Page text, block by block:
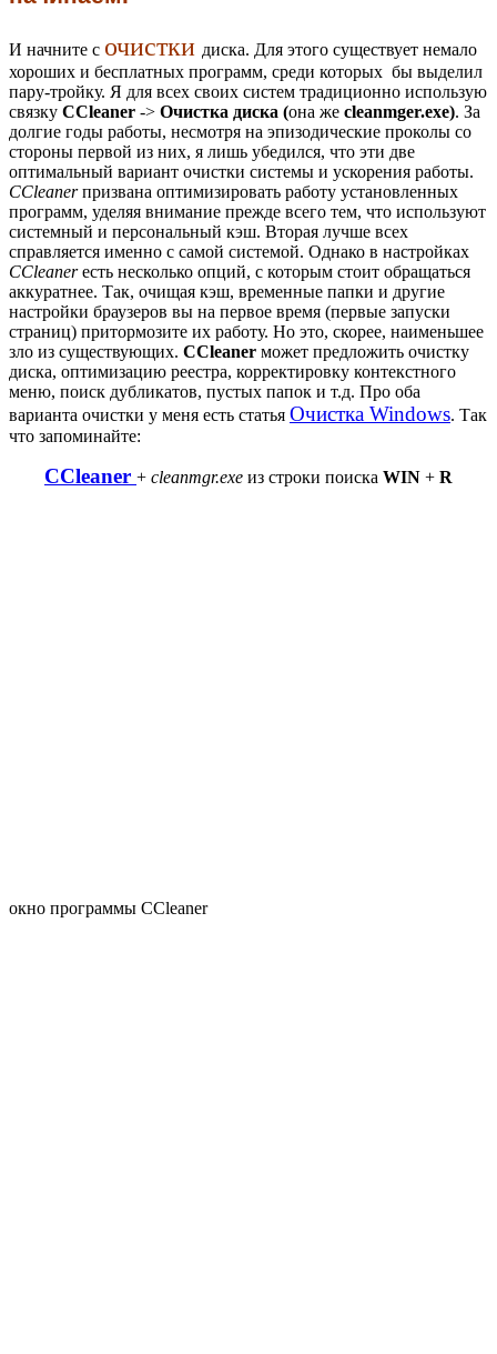
И начните с очистки диска. Для этого существует немало
хороших и бесплатных программ, среди которых бы выделил
пару-тройку. Я для всех своих систем традиционно использую
связку CCleaner -> Очистка диска (она же cleanmger.exe). За
долгие годы работы, несмотря на эпизодические проколы со
стороны первой из них, я лишь убедился, что эти две
оптимальный вариант очистки системы и ускорения работы.
CCleanerпризвана оптимизировать работу установленных
программ, уделяя внимание прежде всего тем, что используют
системный и персональный кэш. Вторая лучше всех
справляется именно с самой системой. Однако в настройках
CCleanerесть несколько опций, с которым стоит обращаться
аккуратнее. Так, очищая кэш, временные папки и другие
настройки браузеров вы на первое время (первые запуски
страниц) притормозите их работу. Но это, скорее, наименьшее
зло из существующих. CCleaner может предложить очистку
диска, оптимизацию реестра, корректировку контекстного
меню, поиск дубликатов, пустых папок и т.д. Про оба
варианта очистки у меня есть статья Очистка Windows. Так
что запоминайте:
CCleaner + cleanmgr.exe из строки поиска WIN + R
окно программы CCleaner